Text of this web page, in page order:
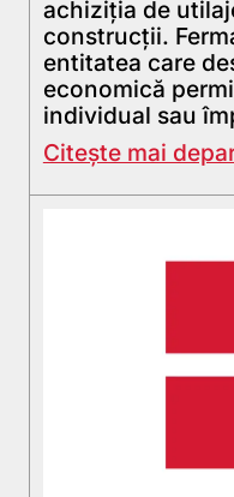
achiziţia de
construcţii.
entitatea care
economică
individual sau
Citește mai